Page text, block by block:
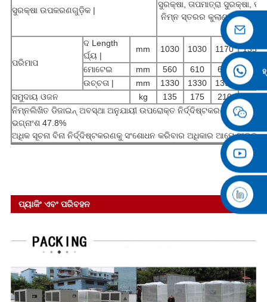
ସୁରକ୍ଷା ଉପକରଣଗୁଡ଼ିକ |
ସୁରକ୍ଷା, ତାପମାତ୍ରା ସୁରକ୍ଷା,
ନିମ୍ନ ସ୍ତରର କୁଲାଣ୍ଟ
ପରିମାପ
ଦ Length
ର୍ଘ୍ୟ |
mm 1030 1030 1170 1350
ମୋଟେଇ mm 560 610 610
680
ଉଚ୍ଚତା |
mm 1330 1330 1390
1520
ସମୁଦାୟ ଓଜନ
kg 135 175 210
310
ନିମ୍ନଲିଖିତ ଡିଜାଇନ୍ ଅବସ୍ଥା ଅନୁଯାୟୀ ଉପରୋକ୍ତ ନିର୍ଦ୍ଦିଷ୍ଟକରଣଗୁଡିକ: 1.
ଭଗ୍ନାଂଶ 47.8%
ଅଧିକ ସୂଚନା ବିନା ନିର୍ଦ୍ଦିଷ୍ଟକରଣକୁ ସଂଶୋଧନ କରିବାର ଅଧିକାର ଆମେ
ପ୍ୟାକିଂ ଏବଂ ପରିବହନ